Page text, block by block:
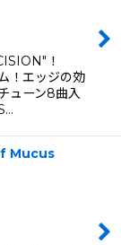
！
！エッジの効
ューン8曲入
Mucus